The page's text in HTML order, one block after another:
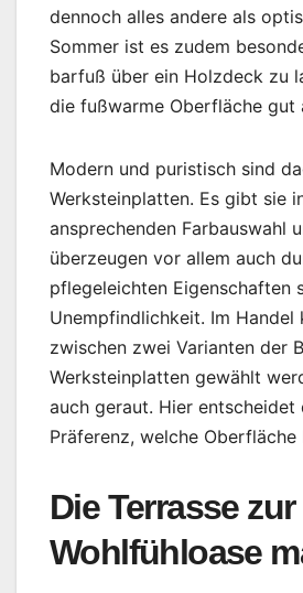
dennoch alles andere als
Sommer ist es zudem
barfuß über ein Holzdeck zu
die fußwarme Oberfläche gut
Modern und puristisch sind
Werksteinplatten. Es gibt sie
ansprechenden Farbauswahl
überzeugen vor allem auch
pflegeleichten Eigenschaften
Unempfindlichkeit. Im Handel
zwischen zwei Varianten der
Werksteinplatten gewählt
auch geraut. Hier entscheidet
Präferenz, welche
Die Terrasse zur
Wohlfühloase